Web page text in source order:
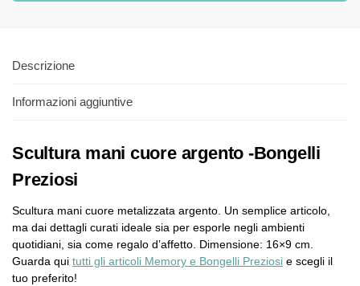
Descrizione
Informazioni aggiuntive
Scultura mani cuore argento -Bongelli
Preziosi
Scultura mani cuore metalizzata argento. Un semplice articolo,
ma dai dettagli curati ideale sia per esporle negli ambienti
quotidiani, sia come regalo d’affetto. Dimensione: 16×9 cm.
Guarda qui tutti gli articoli Memory e Bongelli Preziosi e scegli il
tuo preferito!